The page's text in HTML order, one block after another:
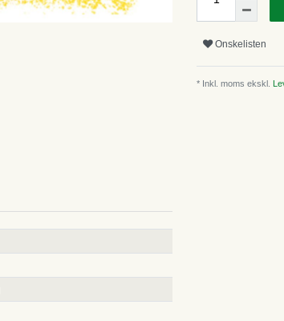
Onskelisten
* Inkl. moms ekskl.